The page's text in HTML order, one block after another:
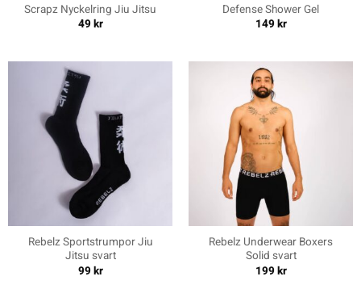
Scrapz Nyckelring Jiu Jitsu
49kr
Defense Shower Gel
149kr
Rebelz Sportstrumpor Jiu
Jitsu svart
99kr
Rebelz Underwear Boxers
Solid svart
199kr